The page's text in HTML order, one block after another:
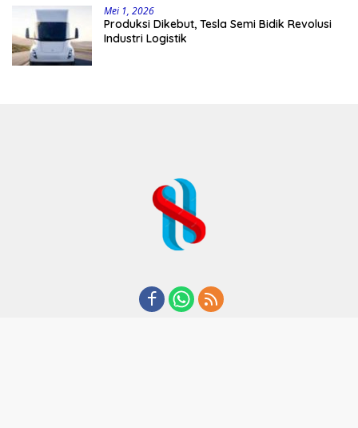
Mei 1, 2026
Produksi Dikebut, Tesla Semi Bidik Revolusi
Industri Logistik